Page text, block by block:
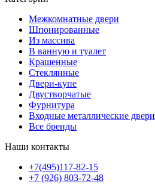
Межкомнатные двери
Шпонированные
Из массива
В ванную и туалет
Крашенные
Стеклянные
Двери-купе
Двустворчатые
Фурнитура
Входные металлические двери
Все бренды
Наши контакты
+7(495)117-82-15
+7 (926) 803-72-48